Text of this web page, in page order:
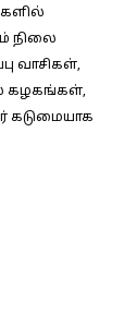
நிலை
வாசிகள்,
கழகங்கள்,
கடுமையாக